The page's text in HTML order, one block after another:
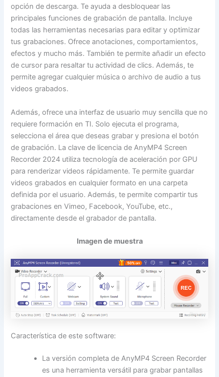
opción de descarga. Te ayuda a desbloquear las
principales funciones de grabación de pantalla. Incluye
todas las herramientas necesarias para editar y optimizar
tus grabaciones. Ofrece anotaciones, comportamientos,
efectos y mucho más. También te permite añadir un efecto
de cursor para resaltar tu actividad de clics. Además, te
permite agregar cualquier música o archivo de audio a tus
videos grabados.
Además, ofrece una interfaz de usuario muy sencilla que no
requiere formación en TI. Solo ejecuta el programa,
selecciona el área que deseas grabar y presiona el botón
de grabación. La clave de licencia de AnyMP4 Screen
Recorder 2024 utiliza tecnología de aceleración por GPU
para renderizar videos rápidamente. Te permite guardar
videos grabados en cualquier formato en una carpeta
definida por el usuario. Además, te permite compartir tus
grabaciones en Vimeo, Facebook, YouTube, etc.,
directamente desde el grabador de pantalla.
Imagen de muestra
Característica de este software:
La versión completa de AnyMP4 Screen Recorder
es una herramienta versátil para grabar pantallas